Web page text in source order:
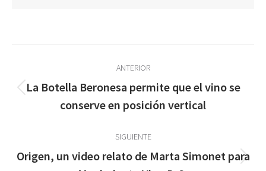
entre
publicaciones
ANTERIOR
Publicación
anterior:
La Botella Beronesa permite que el vino se
conserve en posición vertical
SIGUIENTE
Publicación
Origen, un video relato de Marta Simonet para